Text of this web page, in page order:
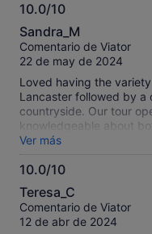
10.0/10
10.0
sobre
10
Sandra_M
Comentario de Viator
22 de may de 2024
Loved having the
Lancaster followed by
countryside. Our tour
knowledgeable about
Great feature of having
said, especially in
delicious scoop of ice
Ver más
10.0/10
10.0
sobre
10
Teresa_C
Comentario de Viator
12 de abr de 2024